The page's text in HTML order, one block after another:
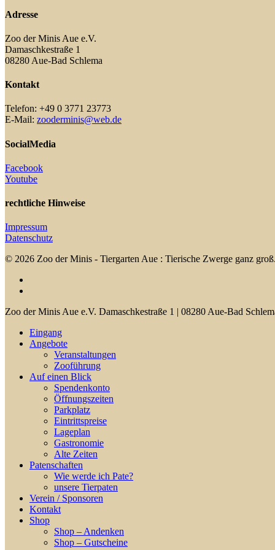
Adresse
Zoo der Minis Aue e.V.
Damaschkestraße 1
08280 Aue-Bad Schlema
Kontakt
Telefon: +49 0 3771 23773
E-Mail: zooderminis@web.de
SocialMedia
Facebook
Youtube
rechtliche Hinweise
Impressum
Datenschutz
© 2026 Zoo der Minis - Tiergarten Aue : Tierische Zwerge ganz
Close
Zoo der Minis Aue e.V. Damaschkestraße 1 | 08280 Aue-Bad
Eingang
Angebote
Veranstaltungen
Zooführung
Auf einen Blick
Spendenkonto
Öffnungszeiten
Parkplatz
Eintrittspreise
Lageplan
Gastronomie
Alte Zeiten
Patenschaften
Wie werde ich Pate?
unsere Tierpaten
Verein / Sponsoren
Kontakt
Shop
Shop – Andenken
Shop – Gutscheine